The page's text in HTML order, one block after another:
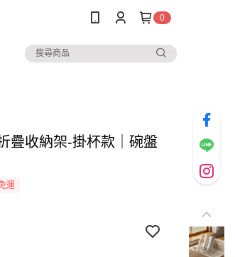
0
疊收納架-掛杯款｜碗盤
運